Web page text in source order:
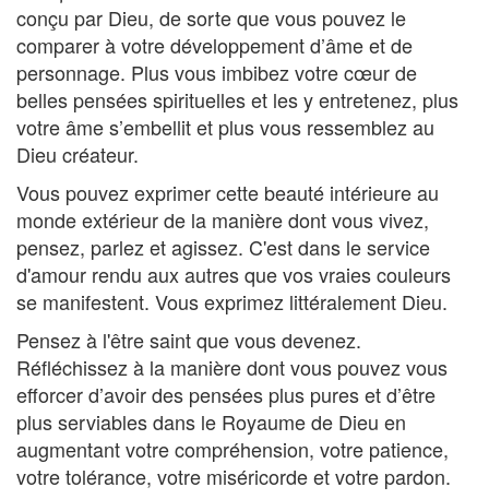
conçu par Dieu, de sorte que vous pouvez le
comparer à votre développement d’âme et de
personnage. Plus vous imbibez votre cœur de
belles pensées spirituelles et les y entretenez, plus
votre âme s’embellit et plus vous ressemblez au
Dieu créateur.
Vous pouvez exprimer cette beauté intérieure au
monde extérieur de la manière dont vous vivez,
pensez, parlez et agissez. C'est dans le service
d'amour rendu aux autres que vos vraies couleurs
se manifestent. Vous exprimez littéralement Dieu.
Pensez à l'être saint que vous devenez.
Réfléchissez à la manière dont vous pouvez vous
efforcer d’avoir des pensées plus pures et d’être
plus serviables dans le Royaume de Dieu en
augmentant votre compréhension, votre patience,
votre tolérance, votre miséricorde et votre pardon.